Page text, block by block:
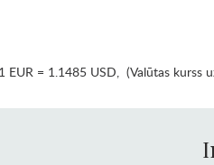
1 EUR = 1.1485 USD, (Valūtas kurss